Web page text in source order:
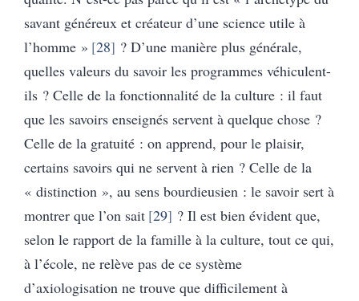
savant généreux et créateur d’une science utile à
l’homme » 28 ? D’une manière plus générale,
quelles valeurs du savoir les programmes véhiculent-
ils ? Celle de la fonctionnalité de la culture : il faut
que les savoirs enseignés servent à quelque chose ?
Celle de la gratuité : on apprend, pour le plaisir,
certains savoirs qui ne servent à rien ? Celle de la
« distinction », au sens bourdieusien : le savoir sert à
montrer que l’on sait 29 ? Il est bien évident que,
selon le rapport de la famille à la culture, tout ce qui,
à l’école, ne relève pas de ce système
d’axiologisation ne trouve que difficilement à